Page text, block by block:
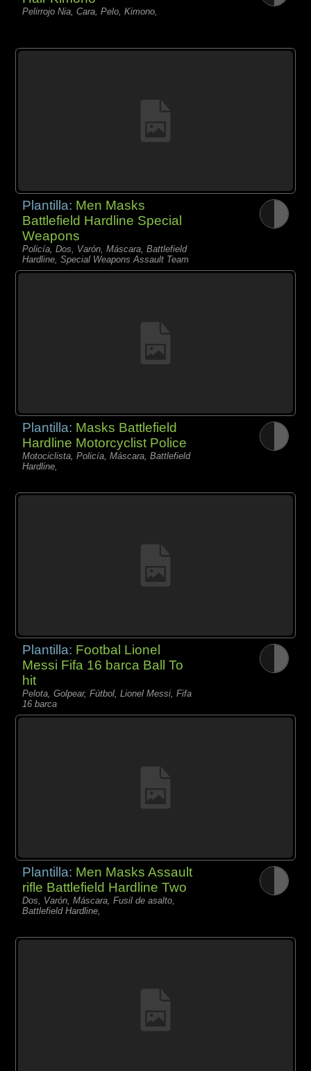
Pelirrojo Nia, Cara, Pelo, Kimono,
Plantilla: Men Masks
Battlefield Hardline Special
Weapons
Policía, Dos, Varón, Máscara, Battlefield
Hardline, Special Weapons Assault Team
Plantilla: Masks Battlefield
Hardline Motorcyclist Police
Motociclista, Policía, Máscara, Battlefield
Hardline,
Plantilla: Footbal Lionel
Messi Fifa 16 barca Ball To
hit
Pelota, Golpear, Fútbol, Lionel Messi, Fifa
16 barca
Plantilla: Men Masks Assault
rifle Battlefield Hardline Two
Dos, Varón, Máscara, Fusil de asalto,
Battlefield Hardline,